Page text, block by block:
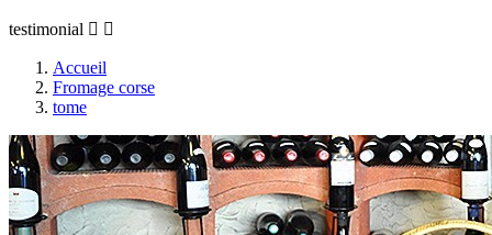
testimonial  
Accueil
Fromage corse
tome